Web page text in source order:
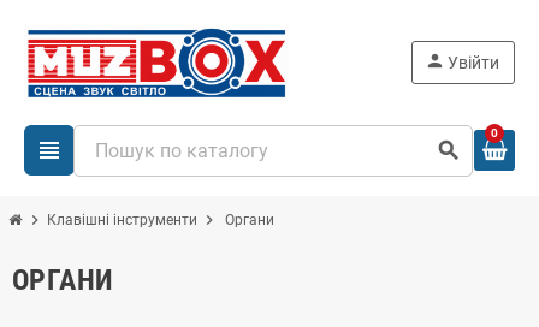
view_headline search
person Увійти
0
chevron_right Клавішні інструменти chevron_right Органи
ОРГАНИ